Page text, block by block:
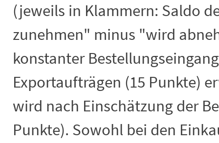
(jeweils in Klammern: Saldo
zunehmen" minus "wird
konstanter
Exportaufträgen (15 Punkte)
wird nach Einschätzung der
Punkte). Sowohl bei den